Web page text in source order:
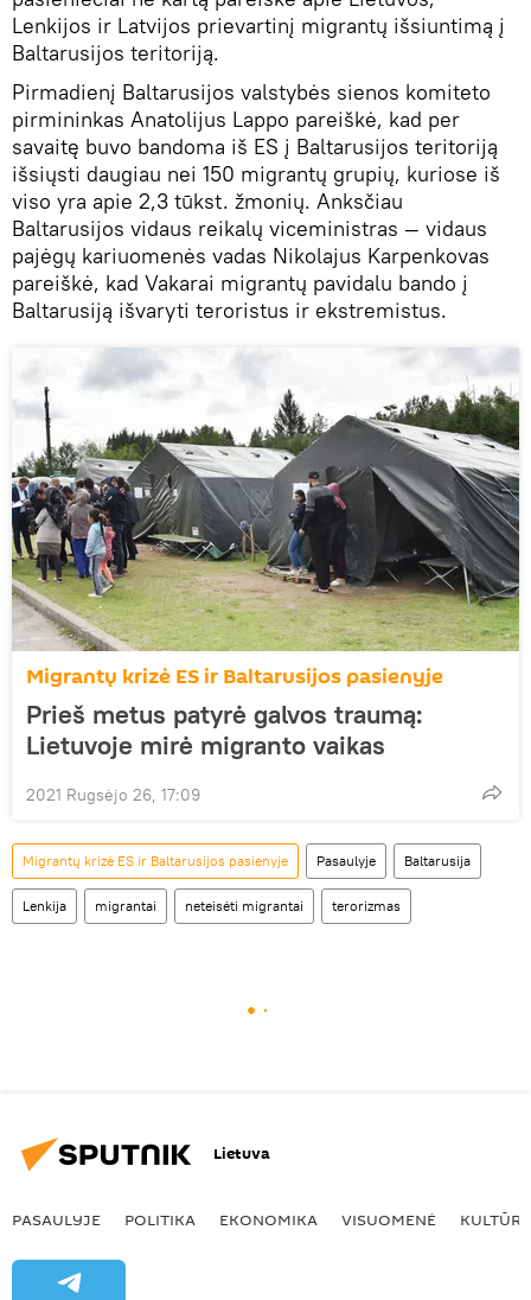
Lenkijos ir Latvijos prievartinį migrantų išsiuntimą į
Baltarusijos teritoriją.
Pirmadienį Baltarusijos valstybės sienos komiteto
pirmininkas Anatolijus Lappo pareiškė, kad per
savaitę buvo bandoma iš ES į Baltarusijos teritoriją
išsiųsti daugiau nei 150 migrantų grupių, kuriose iš
viso yra apie 2,3 tūkst. žmonių. Anksčiau
Baltarusijos vidaus reikalų viceministras — vidaus
pajėgų kariuomenės vadas Nikolajus Karpenkovas
pareiškė, kad Vakarai migrantų pavidalu bando į
Baltarusiją išvaryti teroristus ir ekstremistus.
Migrantų krizė ES ir Baltarusijos pasienyje
Prieš metus patyrė galvos traumą:
Lietuvoje mirė migranto vaikas
2021 Rugsėjo 26, 17:09
Migrantų krizė ES ir Baltarusijos pasienyje Pasaulyje Baltarusija
Lenkija migrantai neteisėti migrantai terorizmas
Lietuva
PASAULYJE POLITIKA EKONOMIKA VISUOMENĖ KULTŪRA